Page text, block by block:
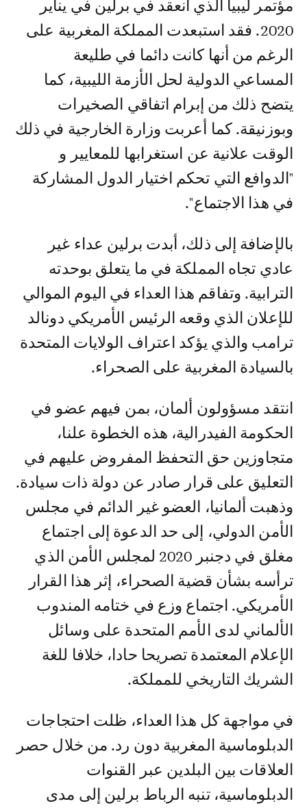
مؤتمر ليبيا الذي انعقد في برلين في يناير
2020. فقد استبعدت المملكة المغربية على
الرغم من أنها كانت دائما في طليعة
المساعي الدولية لحل الأزمة الليبية، كما
يتضح ذلك من إبرام اتفاقي الصخيرات
وبوزنيقة. كما أعربت وزارة الخارجية في ذلك
الوقت علانية عن استغرابها للمعايير و
"الدوافع التي تحكم اختيار الدول المشاركة
في هذا الاجتماع".
بالإضافة إلى ذلك، أبدت برلين عداء غير
عادي تجاه المملكة في ما يتعلق بوحدته
الترابية. وتفاقم هذا العداء في اليوم الموالي
للإعلان الذي وقعه الرئيس الأمريكي دونالد
ترامب والذي يؤكد اعتراف الولايات المتحدة
بالسيادة المغربية على الصحراء.
انتقد مسؤولون ألمان، بمن فيهم عضو في
الحكومة الفيدرالية، هذه الخطوة علنا،
متجاوزين حق التحفظ المفروض عليهم في
التعليق على قرار صادر عن دولة ذات سيادة.
وذهبت ألمانيا، العضو غير الدائم في مجلس
الأمن الدولي، إلى حد الدعوة إلى اجتماع
مغلق في دجنبر 2020 لمجلس الأمن الذي
ترأسه بشأن قضية الصحراء، إثر هذا القرار
الأمريكي. اجتماع وزع في ختامه المندوب
الألماني لدى الأمم المتحدة على وسائل
الإعلام المعتمدة تصريحا حادا، خلافا للغة
الشريك التاريخي للمملكة.
في مواجهة كل هذا العداء، ظلت احتجاجات
الدبلوماسية المغربية دون رد. من خلال حصر
العلاقات بين البلدين عبر القنوات
الدبلوماسية، تنبه الرباط برلين إلى مدى